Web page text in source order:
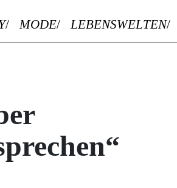
MODE LEBENSWELTEN